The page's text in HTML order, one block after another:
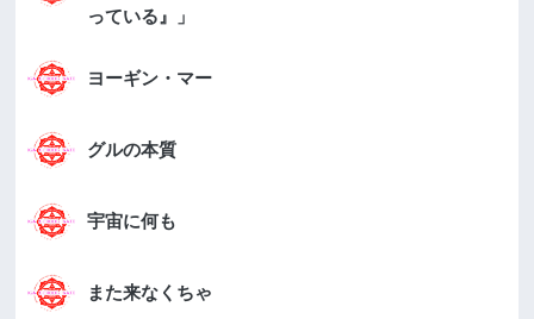
っている』」
ヨーギン・マー
グルの本質
宇宙に何も
また来なくちゃ